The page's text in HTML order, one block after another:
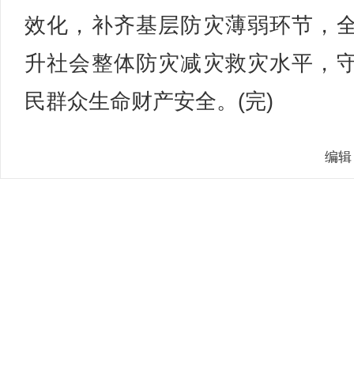
效化，补齐基层防灾薄弱环节，
升社会整体防灾减灾救灾水平，
民群众生命财产安全。(完)
编